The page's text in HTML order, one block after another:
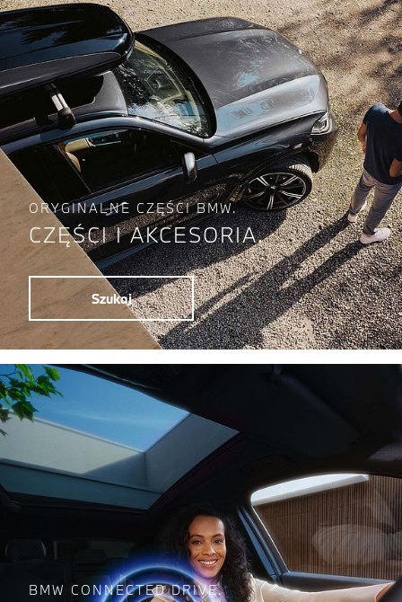
ORYGINALNE CZĘŚCI BMW.
CZĘŚCI I AKCESORIA.
Szukaj
BMW CONNECTED DRIVE.